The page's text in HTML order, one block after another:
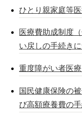
ひとり親家庭等
医療費助成制度
い戻しの手続き
重度障がい者医
国民健康保険の
び高額療養費の